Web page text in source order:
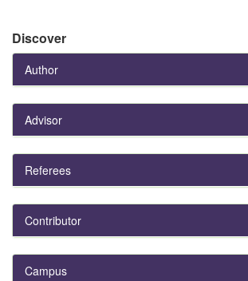
Discover
Author
Advisor
Referees
Contributor
Campus